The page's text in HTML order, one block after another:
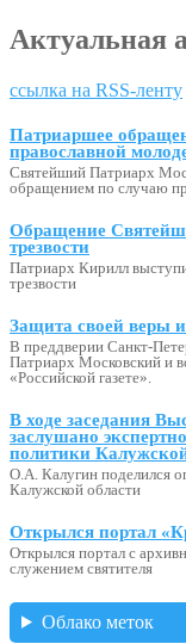
Актуальная
ссылка на RSS-ленту
Патриаршее
православной
Святейший Патриарх
обращением по случаю
Обращение
трезвости
Патриарх Кирилл
трезвости
Защита своей веры
В преддверии Санкт-
Патриарх Московский и
«Российской газете».
В ходе заседания
заслушано
политики
О.А. Калугин поделился
Калужской области
Открылся портал
Открылся портал с
служением святителя
Облако меток